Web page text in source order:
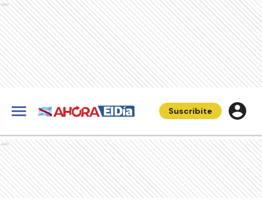
Ads
Suscribite
Ads